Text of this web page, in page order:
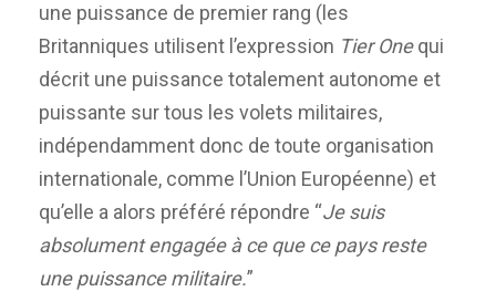
une puissance de premier rang (les
Britanniques utilisent l’expression Tier Onequi
décrit une puissance totalement autonome et
puissante sur tous les volets militaires,
indépendamment donc de toute organisation
internationale, comme l’Union Européenne) et
qu’elle a alors préféré répondre “Je suis
absolument engagée à ce que ce pays reste
une puissance militaire.”